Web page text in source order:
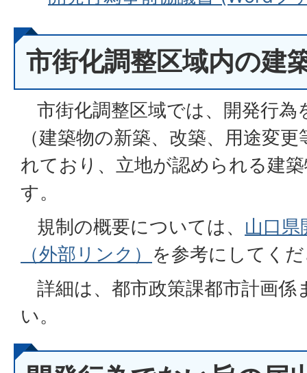
市街化調整区域内の建
市街化調整区域では、開発行為
（建築物の新築、改築、用途変
れており、立地が認められる建
す。
規制の概要については、 山口
（外部リンク） を参考にしてく
詳細は、都市政策課都市計画係
い。